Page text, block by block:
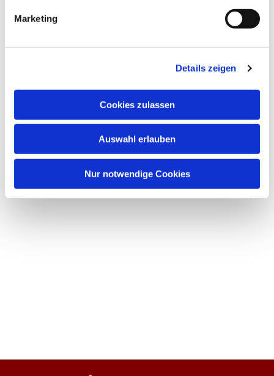
Marketing
Details zeigen
Cookies zulassen
Auswahl erlauben
Nur notwendige Cookies